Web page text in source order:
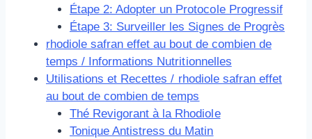
Étape 2: Adopter un Protocole Progressif
Étape 3: Surveiller les Signes de Progrès
rhodiole safran effet au bout de combien de
temps / Informations Nutritionnelles
Utilisations et Recettes / rhodiole safran effet
au bout de combien de temps
Thé Revigorant à la Rhodiole
Tonique Antistress du Matin